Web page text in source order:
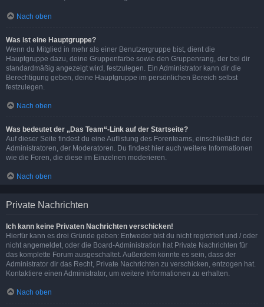
Nach oben
Was ist eine Hauptgruppe?
Wenn du Mitglied in mehr als einer Benutzergruppe bist, dient die
Hauptgruppe dazu, deine Gruppenfarbe sowie den Gruppenrang, der bei dir
standardmäßig angezeigt wird, festzulegen. Ein Administrator kann dir die
Berechtigung geben, deine Hauptgruppe im persönlichen Bereich selbst
festzulegen.
Nach oben
Was bedeutet der „Das Team“-Link auf der Startseite?
Auf dieser Seite findest du eine Auflistung des Forenteams, einschließlich der
Administratoren, der Moderatoren. Du findest hier auch weitere Informationen
wie die Foren, die diese im Einzelnen moderieren.
Nach oben
Private Nachrichten
Ich kann keine Privaten Nachrichten verschicken!
Hierfür kann es drei Gründe geben: Entweder bist du nicht registriert und / oder
nicht angemeldet, oder die Board-Administration hat Private Nachrichten für
das komplette Forum ausgeschaltet. Außerdem könnte es sein, dass der
Administrator dir das Recht, Private Nachrichten zu verschicken, entzogen hat.
Kontaktiere einen Administrator, um weitere Informationen zu erhalten.
Nach oben